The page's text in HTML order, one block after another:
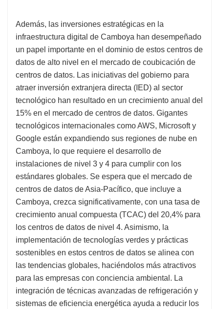
Además, las inversiones estratégicas en la
infraestructura digital de Camboya han desempeñado
un papel importante en el dominio de estos centros de
datos de alto nivel en el mercado de coubicación de
centros de datos. Las iniciativas del gobierno para
atraer inversión extranjera directa (IED) al sector
tecnológico han resultado en un crecimiento anual del
15% en el mercado de centros de datos. Gigantes
tecnológicos internacionales como AWS, Microsoft y
Google están expandiendo sus regiones de nube en
Camboya, lo que requiere el desarrollo de
instalaciones de nivel 3 y 4 para cumplir con los
estándares globales. Se espera que el mercado de
centros de datos de Asia-Pacífico, que incluye a
Camboya, crezca significativamente, con una tasa de
crecimiento anual compuesta (TCAC) del 20,4% para
los centros de datos de nivel 4. Asimismo, la
implementación de tecnologías verdes y prácticas
sostenibles en estos centros de datos se alinea con
las tendencias globales, haciéndolos más atractivos
para las empresas con conciencia ambiental. La
integración de técnicas avanzadas de refrigeración y
sistemas de eficiencia energética ayuda a reducir los